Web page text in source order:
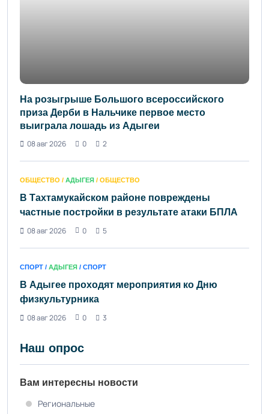
На розыгрыше Большого всероссийского
приза Дерби в Нальчике первое место
выиграла лошадь из Адыгеи
08 авг 2026
0 2
ОБЩЕСТВО / АДЫГЕЯ / ОБЩЕСТВО
В Тахтамукайском районе повреждены
частные постройки в результате атаки БПЛА
08 авг 2026
0 5
СПОРТ / АДЫГЕЯ / СПОРТ
В Адыгее проходят мероприятия ко Дню
физкультурника
08 авг 2026
0 3
Наш опрос
Вам интересны новости
Региональные